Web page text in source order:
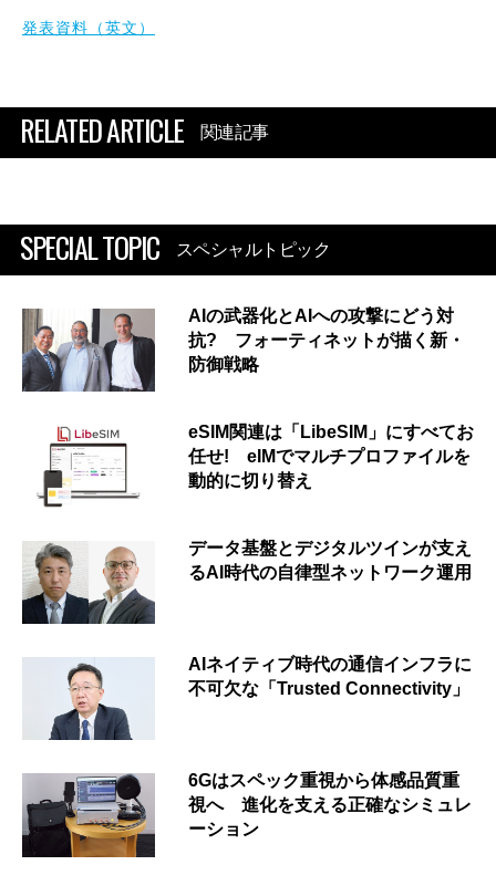
発表資料（英文）
RELATED ARTICLE 関連記事
SPECIAL TOPIC スペシャルトピック
AIの武器化とAIへの攻撃にどう対
抗? フォーティネットが描く新・
防御戦略
eSIM関連は「LibeSIM」にすべてお
任せ! eIMでマルチプロファイルを
動的に切り替え
データ基盤とデジタルツインが支え
るAI時代の自律型ネットワーク運用
AIネイティブ時代の通信インフラに
不可欠な「Trusted Connectivity」
6Gはスペック重視から体感品質重
視へ 進化を支える正確なシミュレ
ーション